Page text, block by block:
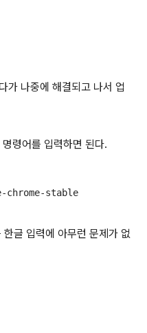
가 나중에 해결되고 나서 업
령어를 입력하면 된다.
chrome-stable
글 입력에 아무런 문제가 없